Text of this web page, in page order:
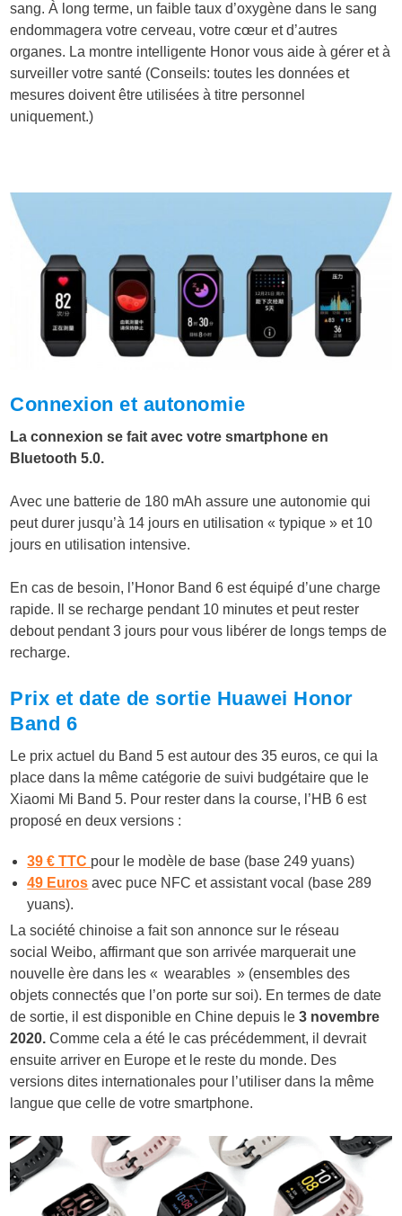
sang. À long terme, un faible taux d’oxygène dans le sang
endommagera votre cerveau, votre cœur et d’autres
organes. La montre intelligente Honor vous aide à gérer et à
surveiller votre santé (Conseils: toutes les données et
mesures doivent être utilisées à titre personnel
uniquement.)
Connexion et autonomie
La connexion se fait avec votre smartphone en
Bluetooth 5.0.
Avec une batterie de 180 mAh assure une autonomie qui
peut durer jusqu’à 14 jours en utilisation « typique » et 10
jours en utilisation intensive.
En cas de besoin, l’Honor Band 6 est équipé d’une charge
rapide. Il se recharge pendant 10 minutes et peut rester
debout pendant 3 jours pour vous libérer de longs temps de
recharge.
Prix et date de sortie Huawei Honor
Band 6
Le prix actuel du Band 5 est autour des 35 euros, ce qui la
place dans la même catégorie de suivi budgétaire que le
Xiaomi Mi Band 5. Pour rester dans la course, l’HB 6 est
proposé en deux versions :
39 € TTC pour le modèle de base (base 249 yuans)
49 Euros avec puce NFC et assistant vocal (base 289
yuans).
La société chinoise a fait son annonce sur le réseau
social Weibo, affirmant que son arrivée marquerait une
nouvelle ère dans les « wearables » (ensembles des
objets connectés que l’on porte sur soi). En termes de date
de sortie, il est disponible en Chine depuis le3 novembre
2020. Comme cela a été le cas précédemment, il devrait
ensuite arriver en Europe et le reste du monde. Des
versions dites internationales pour l’utiliser dans la même
langue que celle de votre smartphone.